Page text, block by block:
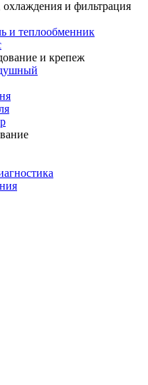
охлаждения и фильтрация
и теплообменник
и крепеж